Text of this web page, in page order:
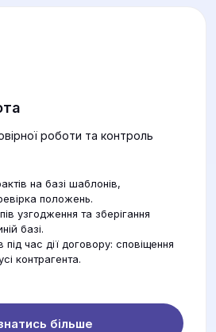
роботи та контроль
на базі шаблонів,
положень.
узгодження та зберігання
базі.
під час дії договору: сповіщення
контрагента.
більше